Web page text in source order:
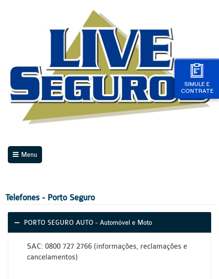
SIMULE E
CONTRATE
Menu
Telefones - Porto Seguro
PORTO SEGURO AUTO - Automóvel e Moto
SAC: 0800 727 2766 (informações, reclamações e
cancelamentos)